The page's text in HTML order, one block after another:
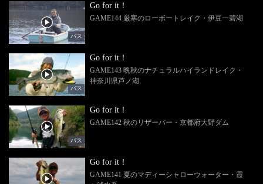
バス
Go for it！
GAME144 厳寒のローボートレイク・伊豆一碧湖
バス
Go for it！
GAME143 晩秋のナチュラルハイランドレイク・
神奈川県芦ノ湖
バス
Go for it！
GAME142 秋のリザーバー・京都府大野ダム
Go for it！
GAME141 夏のマディーシャローウォーター・霞